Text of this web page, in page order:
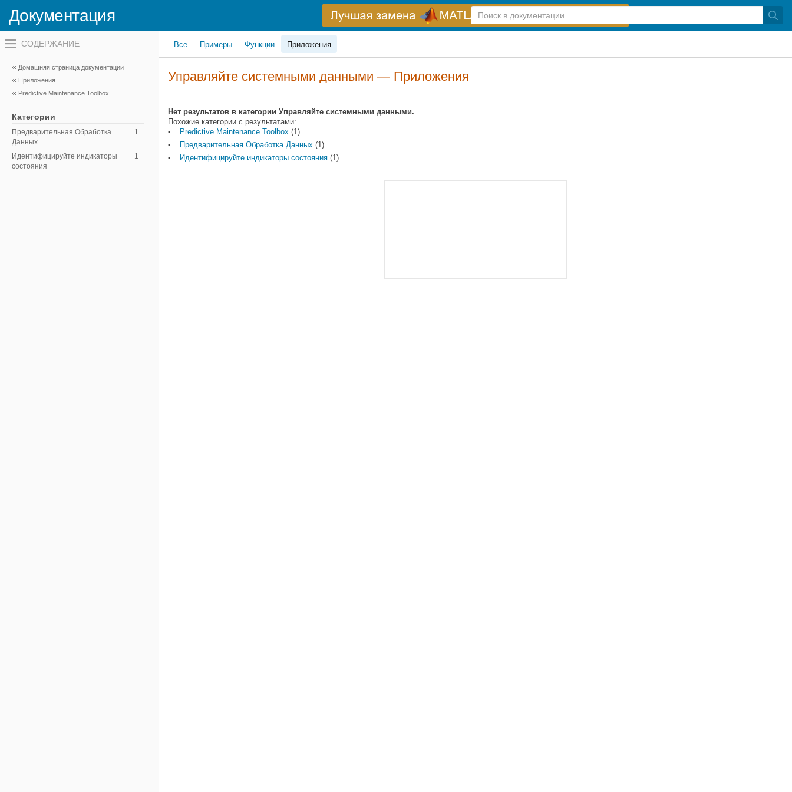
Документация
Справка
по
Переключатель
навигационного
вне
холста
переключатель
навигационного
холста
Домашняя страница документации
Приложения
Predictive Maintenance Toolbox
Категории
1
Предварительная Обработка
Данных
1
Идентифицируйте индикаторы
состояния
Все Примеры Функции Приложения
Управляйте системными данными — Приложения
Нет результатов в категории Управляйте системными данными.
Похожие категории с результатами:
Predictive Maintenance Toolbox (1)
Предварительная Обработка Данных (1)
Идентифицируйте индикаторы состояния (1)